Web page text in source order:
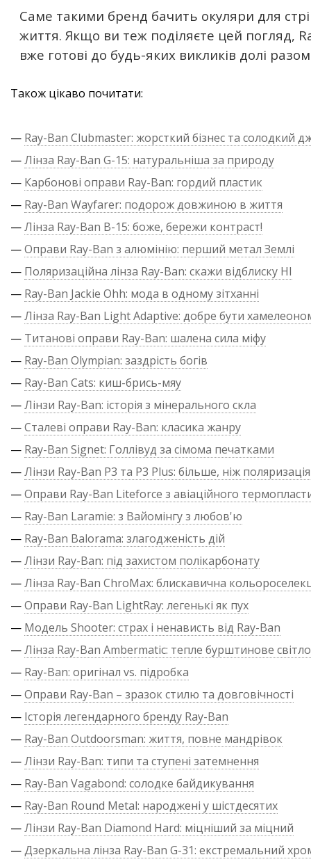
Саме такими бренд бачить окуляри для
життя. Якщо ви теж поділяєте цей погляд,
вже готові до будь-яких викликів долі
Також цікаво почитати:
— Ray-Ban Clubmaster: жорсткий бізнес та солодкий
—Лінза Ray-Ban G-15: натуральніша за природу
— Карбонові оправи Ray-Ban: гордий пластик
— Ray-Ban Wayfarer: подорож довжиною в життя
—Лінза Ray-Ban B-15: боже, бережи контраст!
—Оправи Ray-Ban з алюмінію: перший метал Землі
— Поляризаційна лінза Ray-Ban: скажи відблиску НІ
— Ray-Ban Jackie Ohh: мода в одному зітханні
—Лінза Ray-Ban Light Adaptive: добре бути
— Титанові оправи Ray-Ban: шалена сила міфу
— Ray-Ban Olympian: заздрість богів
— Ray-Ban Cats: киш-брись-мяу
—Лінзи Ray-Ban: історія з мінерального скла
—Сталеві оправи Ray-Ban: класика жанру
— Ray-Ban Signet: Голлівуд за сімома печатками
—Лінзи Ray-Ban P3 та P3 Plus: більше, ніж поляризація
—Оправи Ray-Ban Liteforce з авіаційного
— Ray-Ban Laramie: з Вайомінгу з любов'ю
— Ray-Ban Balorama: злагодженість дій
—Лінзи Ray-Ban: під захистом полікарбонату
—Лінза Ray-Ban ChroMax: блискавична
—Оправи Ray-Ban LightRay: легенькі як пух
— Модель Shooter: страх і ненависть від Ray-Ban
—Лінза Ray-Ban Ambermatic: тепле бурштинове світло
— Ray-Ban: оригінал vs. підробка
—Оправи Ray-Ban – зразок стилю та довговічності
— Історія легендарного бренду Ray-Ban
— Ray-Ban Outdoorsman: життя, повне мандрівок
—Лінзи Ray-Ban: типи та ступені затемнення
— Ray-Ban Vagabond: солодке байдикування
— Ray-Ban Round Metal: народжені у шістдесятих
—Лінзи Ray-Ban Diamond Hard: міцніший за міцний
—Дзеркальна лінза Ray-Ban G-31: екстремальний